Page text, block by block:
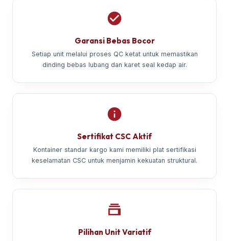
Garansi Bebas Bocor
Setiap unit melalui proses QC ketat untuk memastikan
dinding bebas lubang dan karet seal kedap air.
Sertifikat CSC Aktif
Kontainer standar kargo kami memiliki plat sertifikasi
keselamatan CSC untuk menjamin kekuatan struktural.
Pilihan Unit Variatif